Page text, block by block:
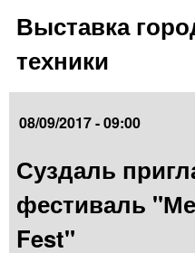
Выставка
техники
08/09/2017 - 09:00
Суздаль
фестиваль
Fest"